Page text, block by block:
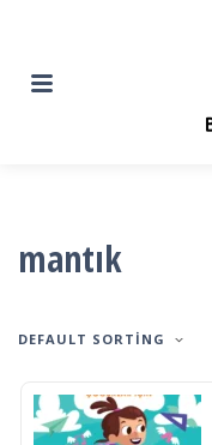
mantık
DEFAULT SORTING